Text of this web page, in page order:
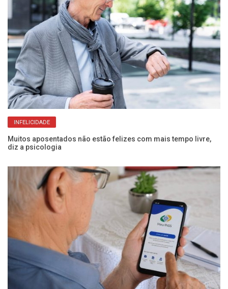
INFELICIDADE
Muitos aposentados não estão felizes com mais tempo livre,
diz a psicologia